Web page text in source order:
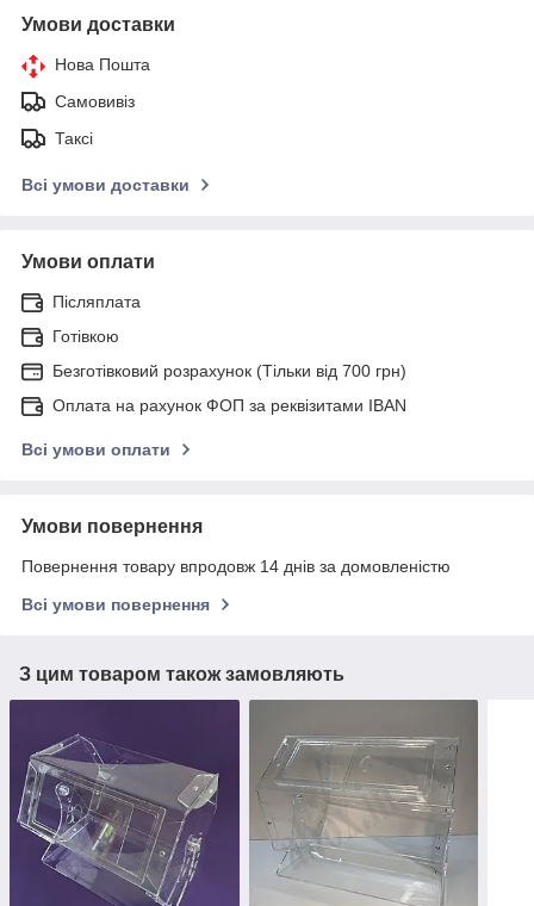
Умови доставки
Нова Пошта
Самовивіз
Таксі
Всі умови доставки
Умови оплати
Післяплата
Готівкою
Безготівковий розрахунок (Тільки від 700 грн)
Оплата на рахунок ФОП за реквізитами IBAN
Всі умови оплати
Умови повернення
Повернення товару впродовж 14 днів за домовленістю
Всі умови повернення
З цим товаром також замовляють